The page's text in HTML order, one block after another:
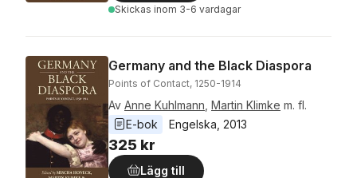
Skickas inom 3-6 vardagar
Germany and the Black Diaspora
Points of Contact, 1250-1914
Av Anne Kuhlmann Martin Klimke m. fl.
E-bok
Engelska 2013
325 kr
Lägg till